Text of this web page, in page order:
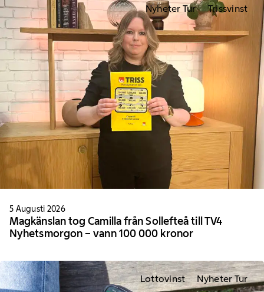
Nyheter Tur Trissvinst
5 Augusti 2026
Magkänslan tog Camilla från Sollefteå till TV4
Nyhetsmorgon – vann 100 000 kronor
Lottovinst Nyheter Tur